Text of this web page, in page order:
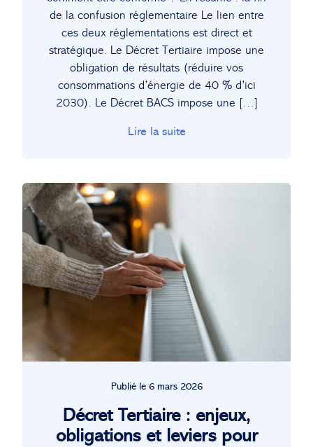
de la confusion réglementaire Le lien entre
ces deux réglementations est direct et
stratégique. Le Décret Tertiaire impose une
obligation de résultats (réduire vos
consommations d’énergie de 40 % d’ici
2030). Le Décret BACS impose une […]
Lire la suite
Publié le 6 mars 2026
Décret Tertiaire : enjeux,
obligations et leviers pour